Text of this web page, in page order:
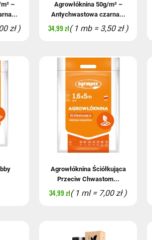
–
zł )
Agrowłóknina 50g/m² –
Antychwastowa czarna...
34,99 zł( 1 mb = 3,50 zł )
Agrowłóknina Ściółkująca
Przeciw Chwastom...
34,99 zł( 1 ml = 7,00 zł )